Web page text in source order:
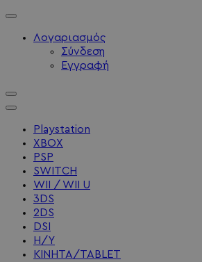
Λογαριασμός
Σύνδεση
Εγγραφή
Playstation
XBOX
PSP
SWITCH
WII / WII U
3DS
2DS
DSI
Η/Υ
ΚΙΝΗΤΑ/TABLET